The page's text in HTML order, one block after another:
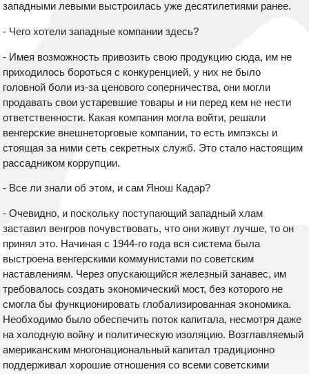
западными левыми выстроилась уже десятилетиями ранее.
- Чего хотели западные компании здесь?
- Имея возможность привозить свою продукцию сюда, им не
приходилось бороться с конкуренцией, у них не было
головной боли из-за ценового соперничества, они могли
продавать свои устаревшие товары и ни перед кем не нести
ответственности. Какая компания могла войти, решали
венгерские внешнеторговые компании, то есть импэксы и
стоящая за ними сеть секретных служб. Это стало настоящим
рассадником коррупции.
- Все ли знали об этом, и сам Янош Кадар?
- Очевидно, и поскольку поступающий западный хлам
заставил венгров почувствовать, что они живут лучше, то он
принял это. Начиная с 1944-го года вся система была
выстроена венгерскими коммунистами по советским
наставлениям. Через опускающийся железный занавес, им
требовалось создать экономический мост, без которого не
смогла бы функционировать глобализированная экономика.
Необходимо было обеспечить поток капитала, несмотря даже
на холодную войну и политическую изоляцию. Возглавляемый
американским многонациональный капитал традиционно
поддерживал хорошие отношения со всеми советскими